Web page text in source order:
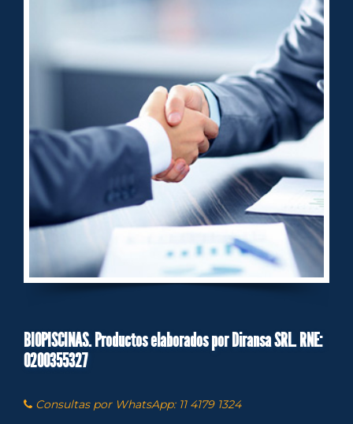
BIOPISCINAS. Productos elaborados por Diransa SRL. RNE:
0200355327
Consultas por WhatsApp: 11 4179 1324